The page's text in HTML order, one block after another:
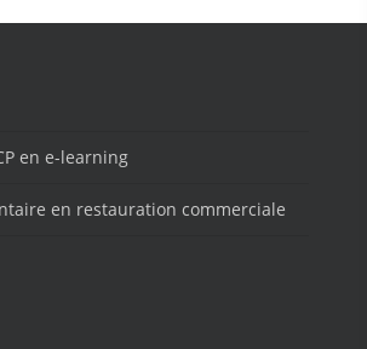
en e-learning
en restauration commerciale